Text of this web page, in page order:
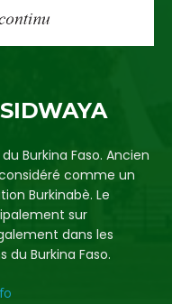
Burkina Faso. Ancien
comme un
Burkinabè. Le
sur
dans les
Burkina Faso.